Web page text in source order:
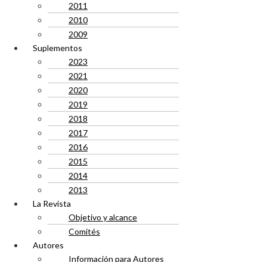
2011
2010
2009
Suplementos
2023
2021
2020
2019
2018
2017
2016
2015
2014
2013
La Revista
Objetivo y alcance
Comités
Autores
Información para Autores